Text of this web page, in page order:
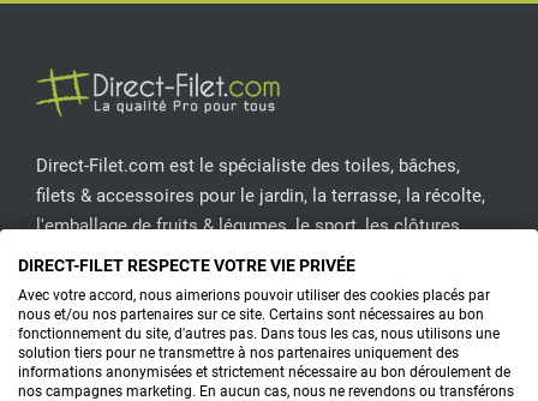
Direct-Filet.com est le spécialiste des toiles, bâches,
filets & accessoires pour le jardin, la terrasse, la récolte,
l'emballage de fruits & légumes, le sport, les clôtures...
CONTACTEZ-NOUS
PRODUITS
DIRECT-FILET RESPECTE VOTRE VIE PRIVÉE
Avec votre accord, nous aimerions pouvoir utiliser des cookies placés par
nous et/ou nos partenaires sur ce site. Certains sont nécessaires au bon
fonctionnement du site, d'autres pas. Dans tous les cas, nous utilisons une
solution tiers pour ne transmettre à nos partenaires uniquement des
informations anonymisées et strictement nécessaire au bon déroulement de
nos campagnes marketing. En aucun cas, nous ne revendons ou transférons